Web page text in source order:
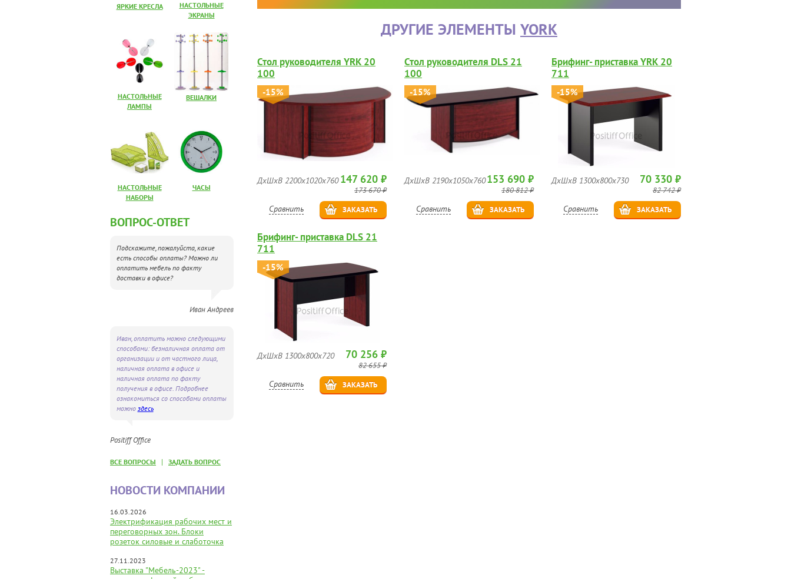
ЯРКИЕ КРЕСЛА
НАСТОЛЬНЫЕ
ЭКРАНЫ
НАСТОЛЬНЫЕ
ЛАМПЫ
ВЕШАЛКИ
НАСТОЛЬНЫЕ
НАБОРЫ
ЧАСЫ
ВОПРОС-ОТВЕТ
Подскажите, пожалуйста, какие
есть способы оплаты? Можно ли
оплатить мебель по факту
доставки в офисе?
Иван Андреев
Иван, оплатить можно следующими
способами: безналичная оплата от
организации и от частного лица,
наличная оплата в офисе и
наличная оплата по факту
получения в офисе. Подробнее
ознакомиться со способами оплаты
можно здесь
Positiff Office
ВСЕ ВОПРОСЫ | ЗАДАТЬ ВОПРОС
НОВОСТИ КОМПАНИИ
16.03.2026
Электрификация рабочих мест и
переговорных зон. Блоки
розеток силовые и слаботочка
27.11.2023
Выставка "Мебель-2023" -
ДРУГИЕ ЭЛЕМЕНТЫ YORK
Стол руководителя YRK 20
100
-15%
ДхШхВ 2200x1020x760 147 620 ₽
173 670 ₽
Сравнить ЗАКАЗАТЬ
Стол руководителя DLS 21
100
-15%
ДхШхВ 2190x1050x760153 690 ₽
180 812 ₽
Сравнить ЗАКАЗАТЬ
Брифинг- приставка YRK 20
711
-15%
ДхШхВ 1300x800x730 70 330 ₽
82 742 ₽
Сравнить ЗАКАЗАТЬ
Брифинг- приставка DLS 21
711
-15%
ДхШхВ 1300x800x720 70 256 ₽
82 655 ₽
Сравнить ЗАКАЗАТЬ